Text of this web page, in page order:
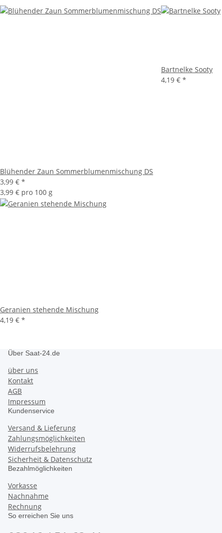
Blühender Zaun Sommerblumenmischung DS
3,99 € *
3,99 € pro 100 g
Bartnelke Sooty
4,19 € *
Geranien stehende Mischung
4,19 € *
Über Saat-24.de
über uns
Kontakt
AGB
Impressum
Kundenservice
Versand & Lieferung
Zahlungsmöglichkeiten
Widerrufsbelehrung
Sicherheit & Datenschutz
Bezahlmöglichkeiten
Vorkasse
Nachnahme
Rechnung
So erreichen Sie uns